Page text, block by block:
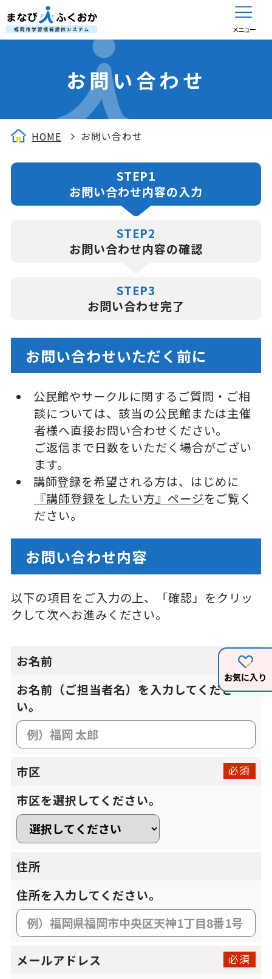
メニュー
お気に入り
お問い合わせ
HOME お問い合わせ
STEP1
お問い合わせ内容の入力
STEP2
お問い合わせ内容の確認
STEP3
お問い合わせ完了
お問い合わせいただく前に
公民館やサークルに関するご質問・ご相
談については、該当の公民館または主催
者様へ直接お問い合わせください。
ご返信まで日数をいただく場合がござい
ます。
講師登録を希望される方は、はじめに
『講師登録をしたい方』ページをご覧く
ださい。
お問い合わせ内容
以下の項目をご入力の上、「確認」をクリッ
クして次へお進みください。
お名前 必須
お名前（ご担当者名）を入力してくださ
い。
市区 必須
市区を選択してください。
住所
住所を入力してください。
メールアドレス 必須